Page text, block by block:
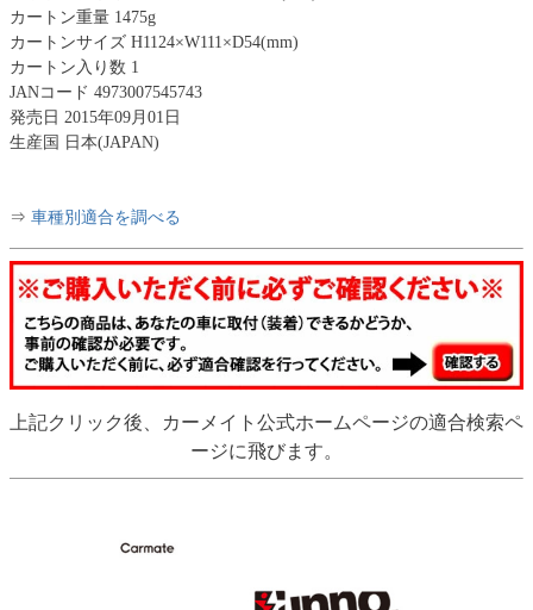
カートン重量 1475g
カートンサイズ H1124×W111×D54(mm)
カートン入り数 1
JANコード 4973007545743
発売日 2015年09月01日
生産国 日本(JAPAN)
⇒ 車種別適合を調べる
上記クリック後、カーメイト公式ホームページの適合検索ペ
ージに飛びます。